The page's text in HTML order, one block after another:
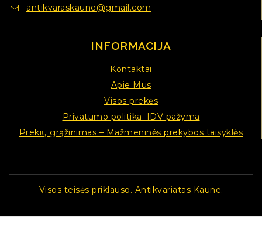
antikvaraskaune@gmail.com
INFORMACIJA
Kontaktai
Apie Mus
Visos prekės
Privatumo politika. IDV pažyma
Prekių grąžinimas – Mažmeninės prekybos taisyklės
Visos teisės priklauso. Antikvariatas Kaune.